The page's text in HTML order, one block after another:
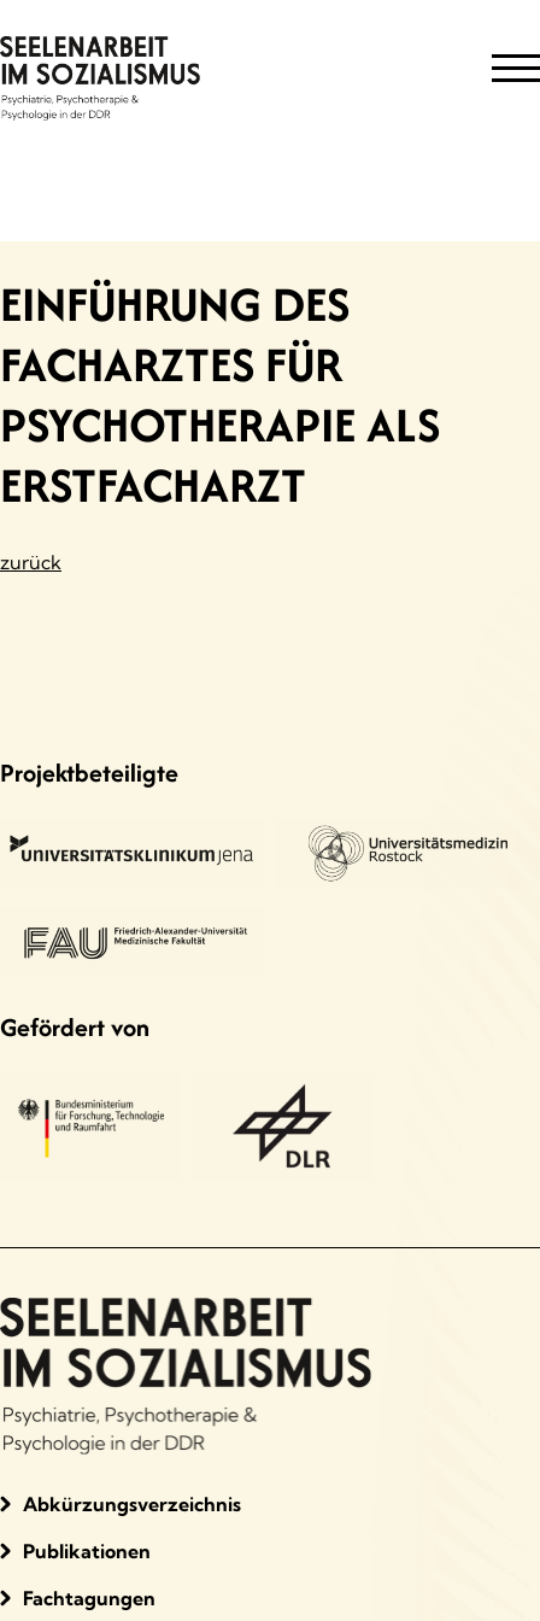
to
content
EINFÜHRUNG DES
FACHARZTES FÜR
PSYCHOTHERAPIE ALS
ERSTFACHARZT
zurück
Projektbeteiligte
Gefördert von
Abkürzungsverzeichnis
Publikationen
Fachtagungen